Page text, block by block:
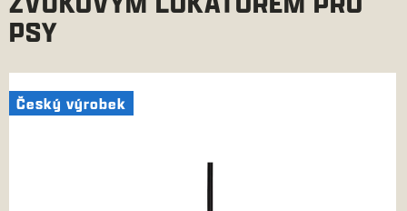
5
hvězdiček.
PSY
Český výrobek
Český výrobek